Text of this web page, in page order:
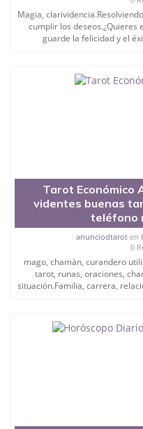
Magia,
cumplir los deseos.¿Quieres
guarde la felicidad y el
Tarot Económico
videntes buenas
teléfono
anunciodtarot en
0
mago, chamán, curandero
tarot, runas, oraciones,
situación.Familia, carrera,